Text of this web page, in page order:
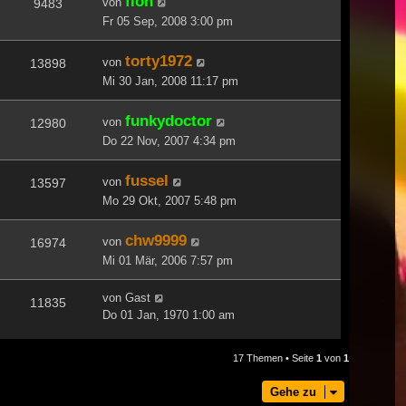
9483
Fr 05 Sep, 2008 3:00 pm
13898 von torty1972
Mi 30 Jan, 2008 11:17 pm
12980 von funkydoctor
Do 22 Nov, 2007 4:34 pm
13597 von fussel
Mo 29 Okt, 2007 5:48 pm
16974 von chw9999
Mi 01 Mär, 2006 7:57 pm
11835 von Gast
Do 01 Jan, 1970 1:00 am
17 Themen • Seite 1 von 1
Gehe zu